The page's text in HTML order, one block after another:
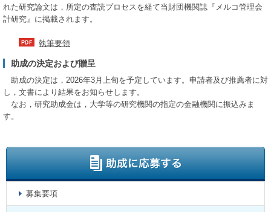
れた研究論文は，所定の査読プロセスを経て当財団機関誌『メルコ管理会
計研究』に掲載されます。
執筆要領
助成の決定および贈呈
助成の決定は，2026年3月上旬を予定しています。申請者及び推薦者に対
し，文書により結果をお知らせします。
なお，研究助成金は，大学等の研究機関の指定の金融機関に振込みま
す。
募集要項